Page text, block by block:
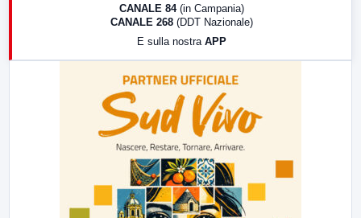
CANALE 84 (in Campania)
CANALE 268 (DDT Nazionale)
E sulla nostra APP